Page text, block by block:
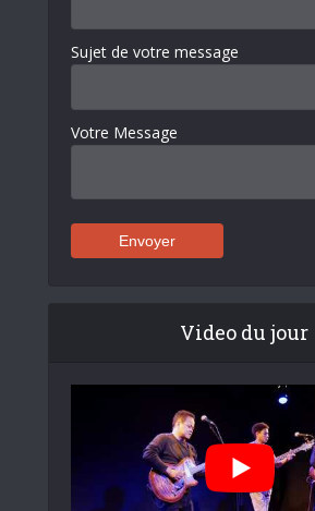
Sujet de votre message
Votre Message
Video du jour